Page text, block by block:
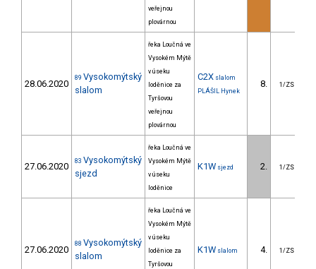
veřejnou
plovárnou
28.06.2020
89 Vysokomýtský
slalom
řeka Loučná ve
Vysokém Mýtě
v úseku
loděnice za
Tyršovou
veřejnou
plovárnou
C2X slalom
PLÁŠIL Hynek
8. 1/ZS
27.06.2020 83 Vysokomýtský
sjezd
řeka Loučná ve
Vysokém Mýtě
v úseku
loděnice
K1W sjezd 2. 1/ZS
27.06.2020
88 Vysokomýtský
slalom
řeka Loučná ve
Vysokém Mýtě
v úseku
loděnice za
Tyršovou
K1W slalom 4. 1/ZS